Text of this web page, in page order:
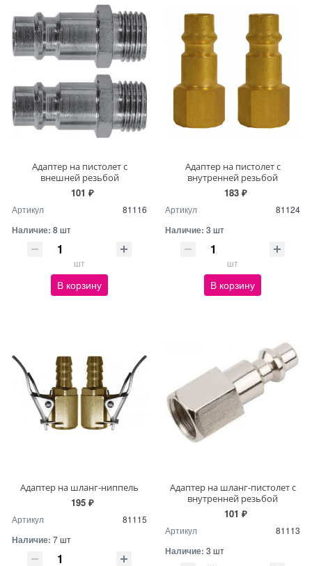
Адаптер на пистолет с
внешней резьбой
101 ₽
Артикул 81116
Наличие: 8 шт
шт
В корзину
Адаптер на пистолет с
внутренней резьбой
183 ₽
Артикул 81124
Наличие: 3 шт
шт
В корзину
Адаптер на шланг-ниппель
195 ₽
Артикул 81115
Наличие: 7 шт
Адаптер на шланг-пистолет с
внутренней резьбой
101 ₽
Артикул 81113
Наличие: 3 шт